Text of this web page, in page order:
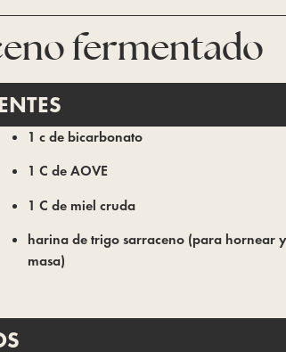
fermentado
1 c de bicarbonato
1 C de AOVE
1 C de miel cruda
harina de trigo sarraceno (para hornear
masa)